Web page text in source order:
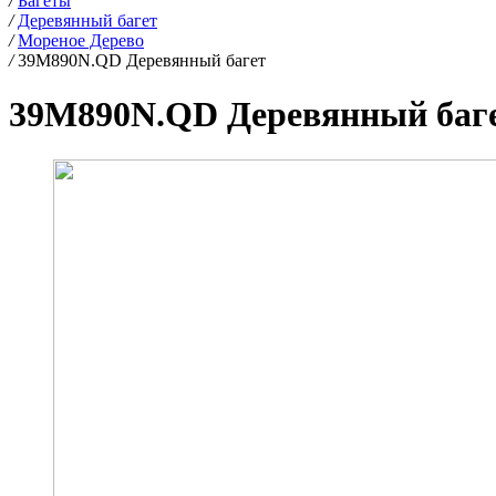
/ Деревянный багет
/ Мореное Дерево
/ 39M890N.QD Деревянный багет
39M890N.QD Деревянный